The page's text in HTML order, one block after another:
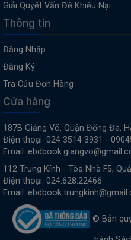
Giải Quyết Vấn Đề Khiếu Nại
Thông tin
Đăng Nhập
Đăng Ký
Tra Cứu Đơn Hàng
Cửa hàng
187B Giảng Võ, Quận Đống Đa,
Điện thoại: 024 3514 3931 -
Email:
112 Trung Kính - Tòa Nhà F5,
Điện thoại: 024.628.22466
Email:
© Bản